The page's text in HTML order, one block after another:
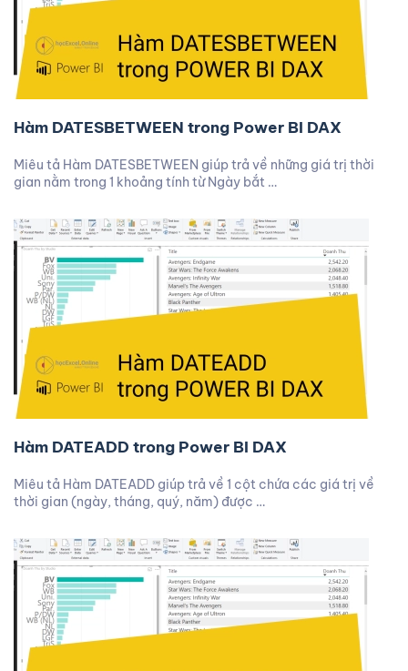
Hàm DATESBETWEEN trong Power BI DAX
Miêu tả Hàm DATESBETWEEN giúp trả về những giá trị thời
gian nằm trong 1 khoảng tính từ Ngày bắt …
Hàm DATEADD trong Power BI DAX
Miêu tả Hàm DATEADD giúp trả về 1 cột chứa các giá trị về
thời gian (ngày, tháng, quý, năm) được …